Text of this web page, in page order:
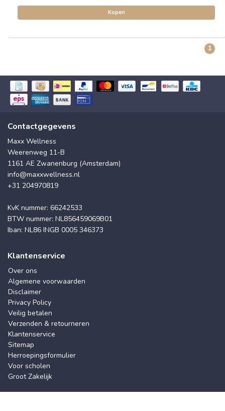
Kopen
1
Contactgegevens
Maxx Wellness
Weerenweg 11-B
1161 AE Zwanenburg (Amsterdam)
info@maxxwellness.nl
+31 204970819
KvK nummer: 66242533
BTW nummer: NL856459069B01
Iban: NL86 INGB 0005 346373
Klantenservice
Over ons
Algemene voorwaarden
Disclaimer
Privacy Policy
Veilig betalen
Verzenden & retourneren
Klantenservice
Sitemap
Herroepingsformulier
Voor scholen
Groot Zakelijk